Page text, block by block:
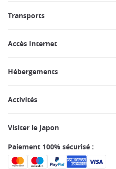
Transports
Accès Internet
Hébergements
Activités
Visiter le Japon
Paiement 100% sécurisé :